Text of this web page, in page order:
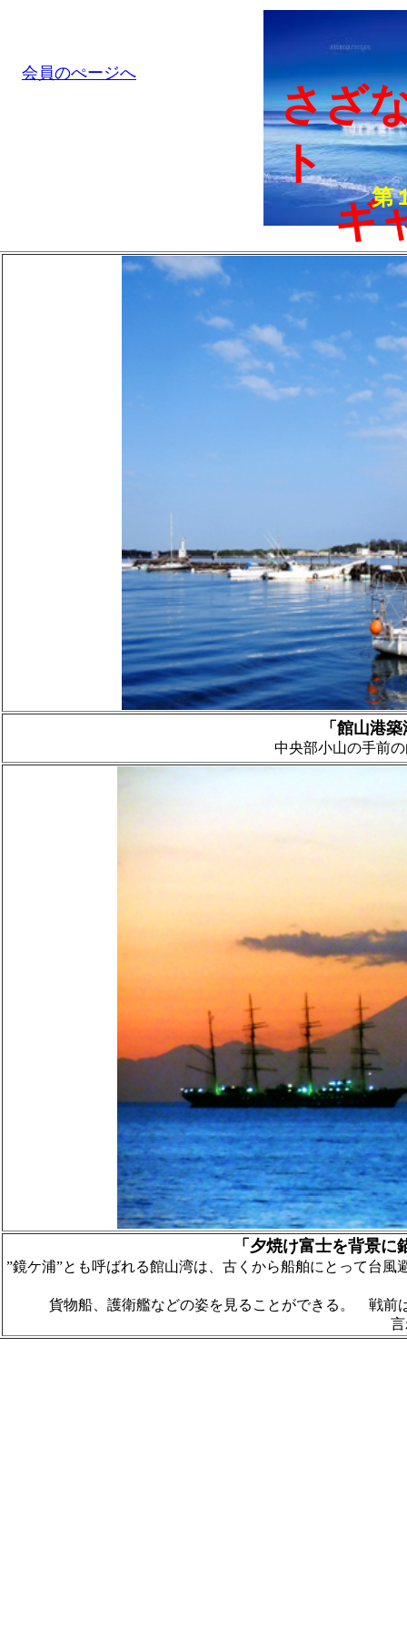
「館山港
中央部小山の手前の白い
「夕焼け富士を背景
”鏡ケ浦”とも呼ばれる館山湾は、古くから船舶にとって台
貨物船、護衛艦などの姿を見ることができる。 戦前は
会員のぺージへ
さざ
ト
ギャ
第